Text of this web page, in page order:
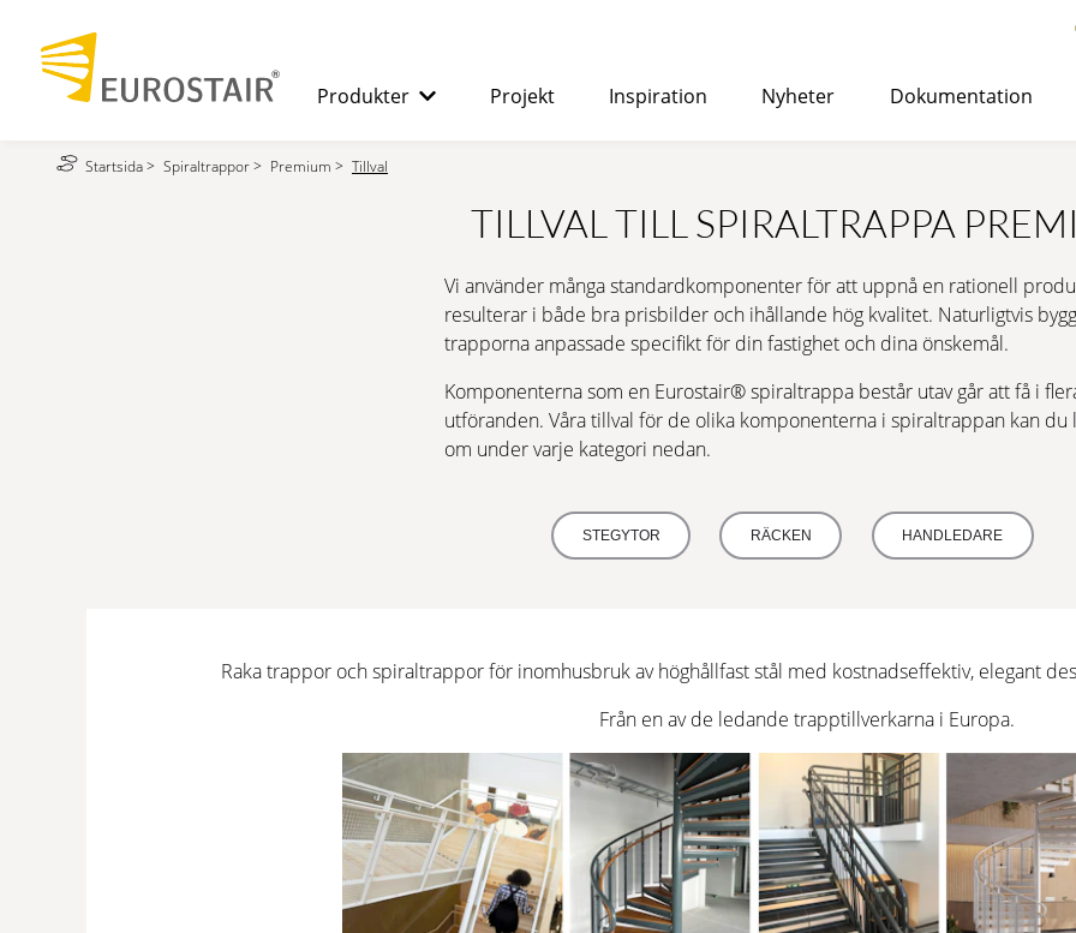
Produkter
SPIRALTRAPPOR
STANDARD
Lämplig för både inomhus- och utomhusbruk och kan
kontors- eller bostadshus.
KORROSIONSSKYDD
Kostnadseffektiv spiraltrappa av hög kvalitet, speciellt
många genomtänkta detaljer.
minimalistisk design.
LÄS MER YTBEHANDLING RAL FÄRGER
Projekt Inspiration Nyheter Dokumentation
Startsida> Spiraltrappor> Premium > Tillval
TILLVAL TILL SPIRALTRAPPA
Vi använder många standardkomponenter för att uppnå en rationell
resulterar i både bra prisbilder och ihållande hög kvalitet. Naturligtvis
trapporna anpassade specifikt för din fastighet och dina önskemål.
Komponenterna som en Eurostair®spiraltrappa består utav går att få i
utföranden. Våra tillval för de olika komponenterna i spiraltrappan kan du
om under varje kategori nedan.
STEGYTOR RÄCKEN HANDLEDARE
Raka trappor och spiraltrappor för inomhusbruk av höghållfast stål med kostnadseffektiv, elegant
Från en av de ledande trapptillverkarna i Europa.